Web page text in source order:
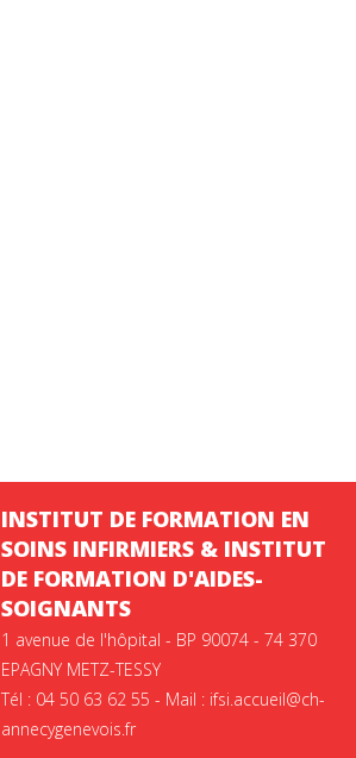
INSTITUT DE FORMATION EN
SOINS INFIRMIERS & INSTITUT
DE FORMATION D'AIDES-
SOIGNANTS
1 avenue de l'hôpital - BP 90074 - 74 370
EPAGNY METZ-TESSY
Tél : 04 50 63 62 55 - Mail : ifsi.accueil@ch-
annecygenevois.fr